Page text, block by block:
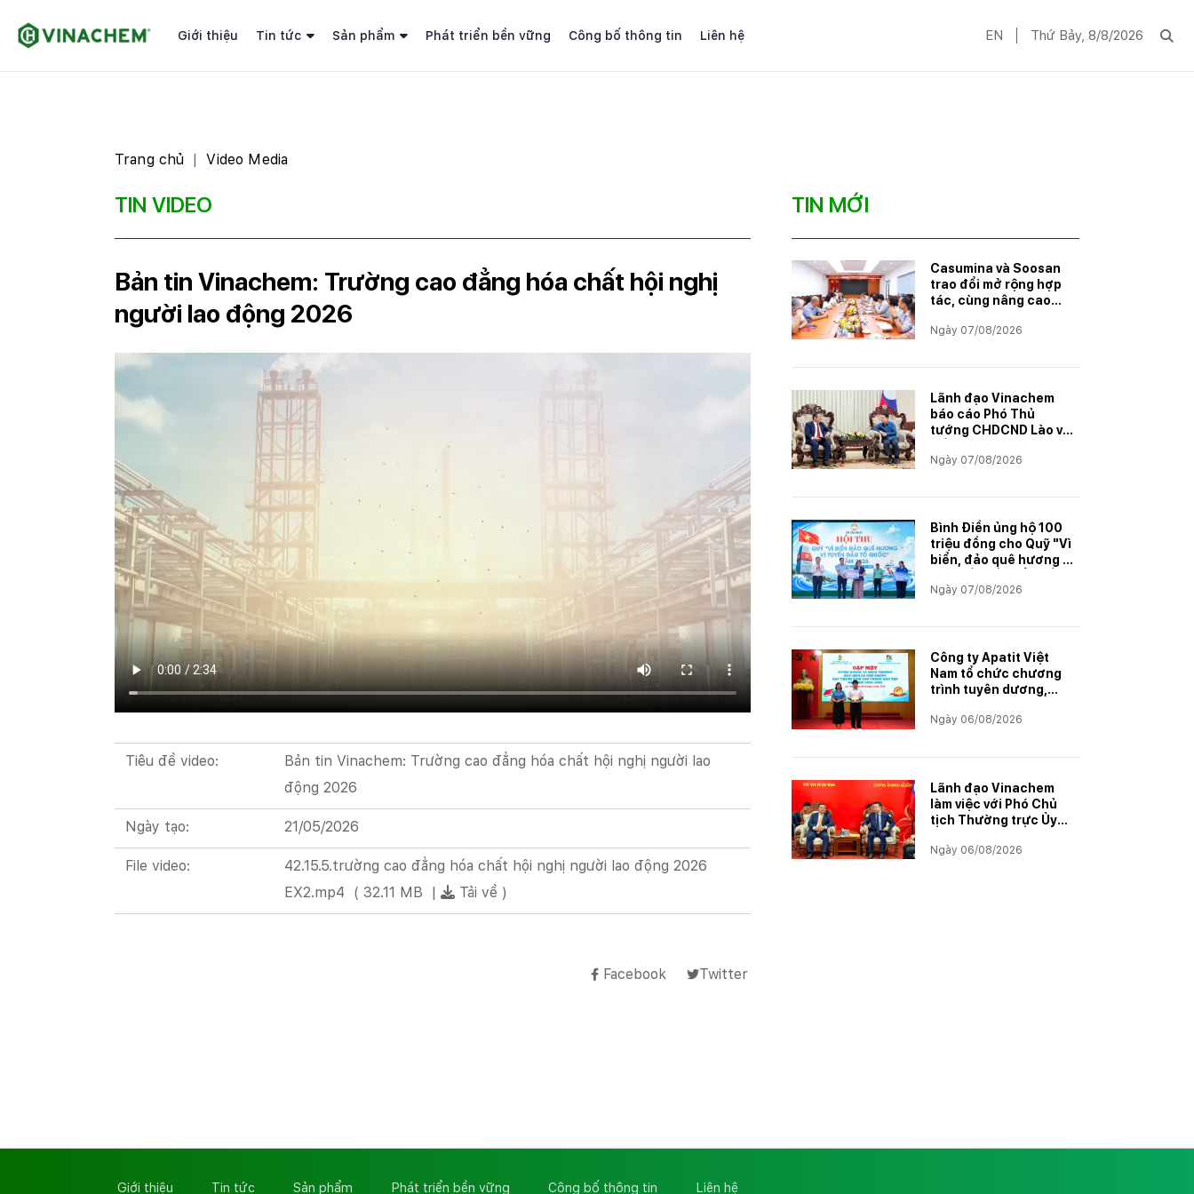
Giới thiệu Tin tức Sản phẩm Phát triển bền vững Công bố thông tin Liên hệ EN Thứ Bảy, 8/8/2026
Trang chủ Video Media
TIN VIDEO
Bản tin Vinachem: Trường cao đẳng hóa chất hội nghị
người lao động 2026
Tiêu đề video:
Bản tin Vinachem: Trường cao đẳng hóa chất hội nghị người lao
động 2026
Ngày tạo: 21/05/2026
File video:
42.15.5.trường cao đẳng hóa chất hội nghị người lao động 2026
EX2.mp4 ( 32.11 MB | Tải về )
Twitter
Facebook
TIN MỚI
Casumina và Soosan
trao đổi mở rộng hợp
tác, cùng nâng cao
Ngày 07/08/2026
Lãnh đạo Vinachem
báo cáo Phó Thủ
tướng CHDCND Lào về
thác và chế biến muối
Ngày 07/08/2026
Bình Điền ủng hộ 100
triệu đồng cho Quỹ "Vì
biển, đảo quê hương -
Ngày 07/08/2026
Công ty Apatit Việt
Nam tổ chức chương
trình tuyên dương,
CBCNVNLĐ có thành
năm học 2025–2026
Ngày 06/08/2026
Lãnh đạo Vinachem
làm việc với Phó Chủ
tịch Thường trực Ủy
Nam, thúc đẩy triển
Ngày 06/08/2026
Giới thiệu Tin tức Sản phẩm Phát triển bền vững Công bố thông tin Liên hệ